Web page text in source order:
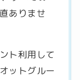
ありませ
ト利用して
ットグルー